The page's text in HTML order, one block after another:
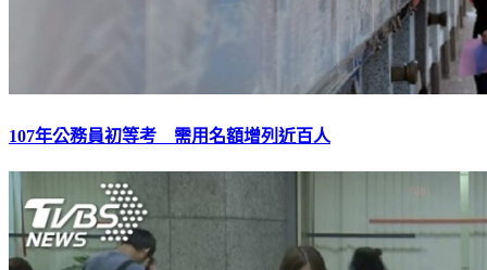
107年公務員初等考 需用名額增列近百人